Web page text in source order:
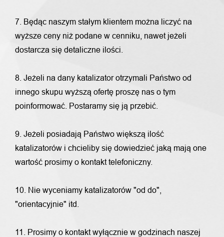
7. Będąc naszym stałym klientem można liczyć na
wyższe ceny niż podane w cenniku, nawet jeżeli
dostarcza się detaliczne ilości.
8. Jeżeli na dany katalizator otrzymali Państwo od
innego skupu wyższą ofertę proszę nas o tym
poinformować. Postaramy się ją przebić.
9. Jeżeli posiadają Państwo większą ilość
katalizatorów i chcieliby się dowiedzieć jaką mają one
wartość prosimy o kontakt telefoniczny.
10. Nie wyceniamy katalizatorów "od do",
"orientacyjnie" itd.
11. Prosimy o kontakt wyłącznie w godzinach naszej